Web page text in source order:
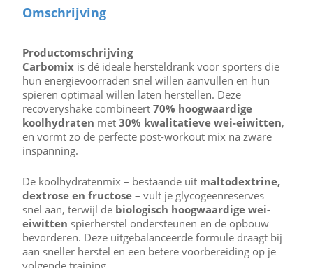
Omschrijving
Productomschrijving
Carbomix is dé ideale hersteldrank voor sporters die
hun energievoorraden snel willen aanvullen en hun
spieren optimaal willen laten herstellen. Deze
recoveryshake combineert 70% hoogwaardige
koolhydraten met 30% kwalitatieve wei-eiwitten,
en vormt zo de perfecte post-workout mix na zware
inspanning.
De koolhydratenmix – bestaande uit maltodextrine,
dextrose en fructose – vult je glycogeenreserves
snel aan, terwijl de biologisch hoogwaardige wei-
eiwitten spierherstel ondersteunen en de opbouw
bevorderen. Deze uitgebalanceerde formule draagt bij
aan sneller herstel en een betere voorbereiding op je